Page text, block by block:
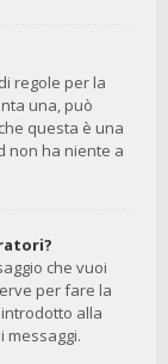
regole per la
una, può
questa è una
non ha niente a
che vuoi
per fare la
alla
messaggi.